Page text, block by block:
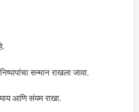
सन्मान राखला जावा.
आणि संयम राखा.